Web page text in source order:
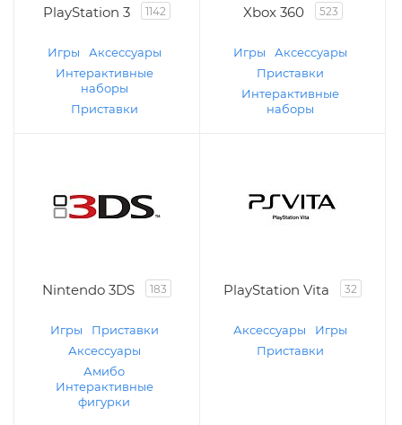
PlayStation 3 1142
Игры
Аксессуары
Интерактивные
наборы
Приставки
Xbox 360 523
Игры
Аксессуары
Приставки
Интерактивные
наборы
Nintendo 3DS 183
Игры
Приставки
Аксессуары
Амибо
Интерактивные
фигурки
PlayStation Vita 32
Аксессуары
Игры
Приставки